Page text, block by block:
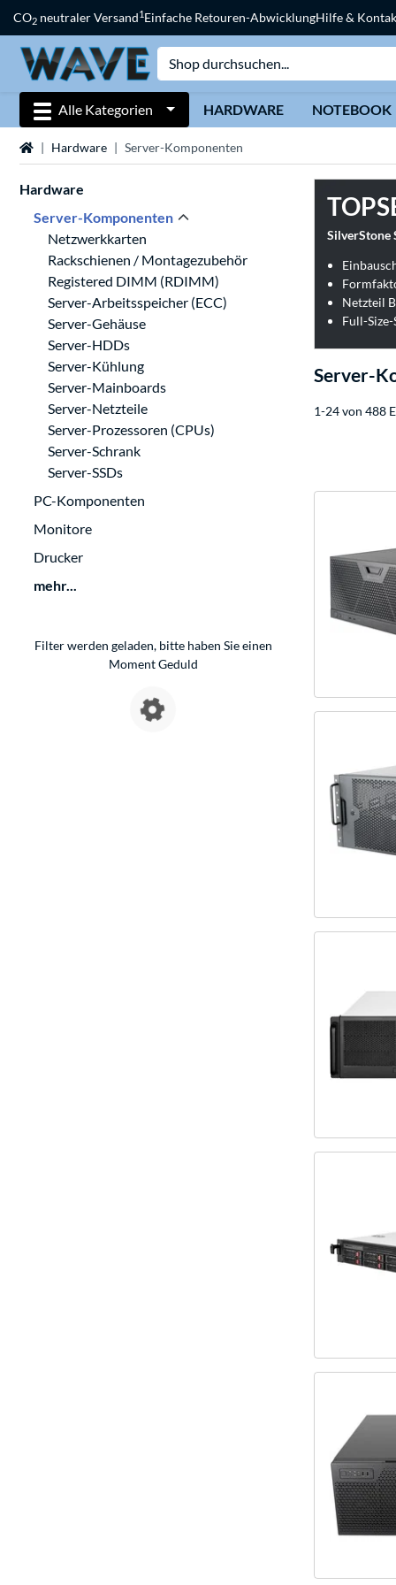
CO2 neutraler Versand1Einfache Retouren-AbwicklungHilfe &
Alle Kategorien HARDWARE NOTEBOOK
StartseiteHardware Server-Komponenten
Hardware
Server-Komponenten
Netzwerkkarten
Rackschienen / Montagezubehör
Registered DIMM (RDIMM)
Server-Arbeitsspeicher (ECC)
Server-Gehäuse
Server-HDDs
Server-Kühlung
Server-Mainboards
Server-Netzteile
Server-Prozessoren (CPUs)
Server-Schrank
Server-SSDs
PC-Komponenten
Monitore
Drucker
mehr...
Filter werden geladen, bitte haben Sie einen
Moment Geduld
SilverStone
Netzteil
Full-
Server-
1-24 von 488